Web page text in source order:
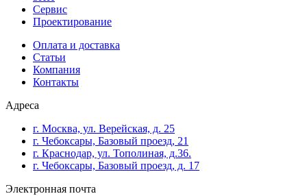
Сервис
Проектирование
Оплата и доставка
Cтатьи
Компания
Контакты
Адреса
г. Москва, ул. Верейская, д. 25
г. Чебоксары, Базовый проезд, 21
г. Краснодар, ул. Тополиная, д.36.
г. Чебоксары, Базовый проезд, д. 17
Электронная почта